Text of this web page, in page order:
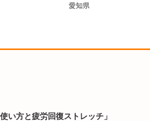
愛知県
い方と疲労回復ストレッチ」